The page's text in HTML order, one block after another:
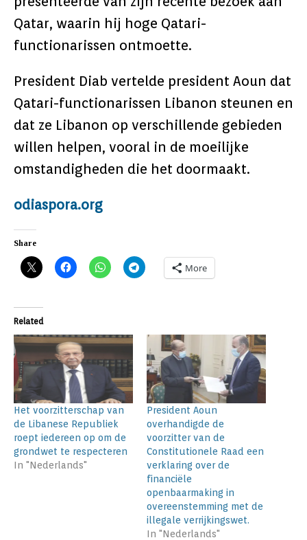
Qatar, waarin hij hoge Qatari-
functionarissen ontmoette.
President Diab vertelde president Aoun dat
Qatari-functionarissen Libanon steunen en
dat ze Libanon op verschillende gebieden
willen helpen, vooral in de moeilijke
omstandigheden die het doormaakt.
odiaspora.org
Share
More
Related
Het voorzitterschap van
de Libanese Republiek
roept iedereen op om de
grondwet te respecteren
In "Nederlands"
President Aoun
overhandigde de
voorzitter van de
Constitutionele Raad een
verklaring over de
financiële
openbaarmaking in
overeenstemming met de
illegale verrijkingswet.
In "Nederlands"